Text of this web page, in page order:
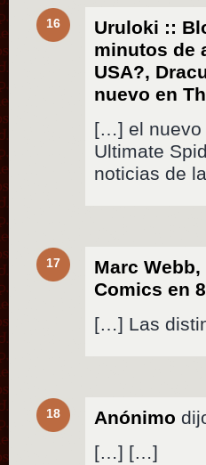
16
Uruloki ::
minutos de
USA?,
nuevo en
[…] el nuevo
Ultimate
noticias de
17
Marc
Comics en
[…] Las
18 Anónimo
[…] […]